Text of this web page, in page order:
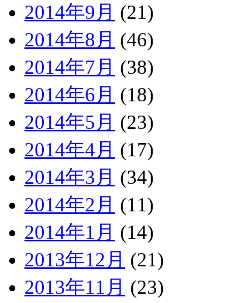
2014年9月 (21)
2014年8月 (46)
2014年7月 (38)
2014年6月 (18)
2014年5月 (23)
2014年4月 (17)
2014年3月 (34)
2014年2月 (11)
2014年1月 (14)
2013年12月 (21)
2013年11月 (23)